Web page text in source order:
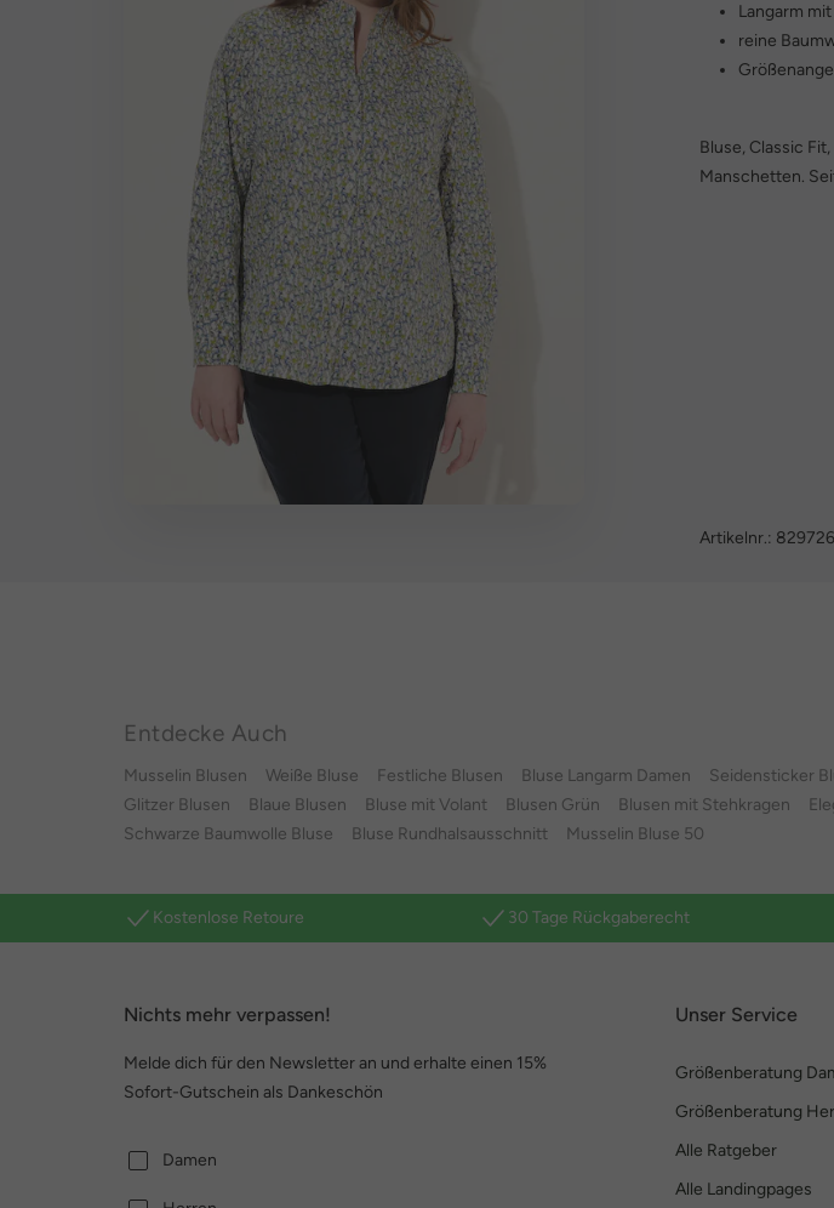
Langarm
reine
Bluse, Classic
Manschetten.
Artikelnr.:
Entdecke Auch
Musselin Blusen Weiße Bluse Festliche Blusen Bluse Langarm Damen Seidensticker
Glitzer Blusen
Blaue Blusen Bluse mit Volant Blusen Grün Blusen mit Stehkragen
Schwarze Baumwolle Bluse
Bluse Rundhalsausschnitt Musselin Bluse 50
Kostenlose Retoure 30 Tage Rückgaberecht
Nichts mehr verpassen!
Melde dich für den Newsletter an und erhalte einen 15%
Sofort-Gutschein als Dankeschön
Damen
Unser Service
Größenberatung
Größenberatung
Alle Ratgeber
Alle Landingpages